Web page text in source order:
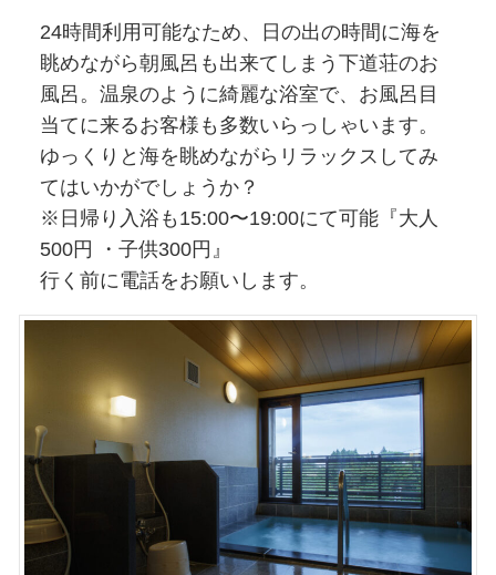
24時間利用可能なため、日の出の時間に海を
眺めながら朝風呂も出来てしまう下道荘のお
風呂。温泉のように綺麗な浴室で、お風呂目
当てに来るお客様も多数いらっしゃいます。
ゆっくりと海を眺めながらリラックスしてみ
てはいかがでしょうか？
※日帰り入浴も15:00〜19:00にて可能『大人
500円 ・子供300円』
行く前に電話をお願いします。